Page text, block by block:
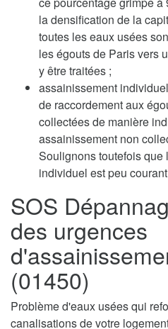
la densification de la
toutes les eaux usées
les égouts de Paris vers
y être traitées ;
assainissement
de raccordement aux
collectées de manière
assainissement non
Soulignons toutefois
individuel est peu
SOS
des urgences
(01450)
Problème d'eaux usées qui
canalisations de votre